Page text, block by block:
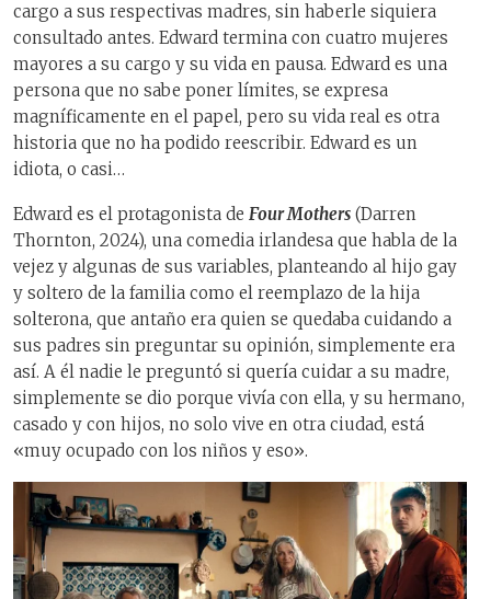
cargo a sus respectivas madres, sin haberle siquiera
consultado antes. Edward termina con cuatro mujeres
mayores a su cargo y su vida en pausa. Edward es una
persona que no sabe poner límites, se expresa
magníficamente en el papel, pero su vida real es otra
historia que no ha podido reescribir. Edward es un
idiota, o casi…
Edward es el protagonista de Four Mothers (Darren
Thornton, 2024), una comedia irlandesa que habla de la
vejez y algunas de sus variables, planteando al hijo gay
y soltero de la familia como el reemplazo de la hija
solterona, que antaño era quien se quedaba cuidando a
sus padres sin preguntar su opinión, simplemente era
así. A él nadie le preguntó si quería cuidar a su madre,
simplemente se dio porque vivía con ella, y su hermano,
casado y con hijos, no solo vive en otra ciudad, está
«muy ocupado con los niños y eso».